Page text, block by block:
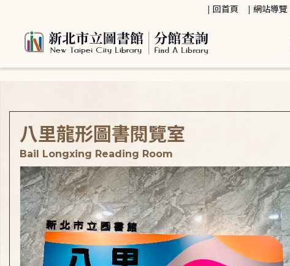
回首頁 網站導覽
八里龍形圖書閱覽室
Bail Longxing Reading Room